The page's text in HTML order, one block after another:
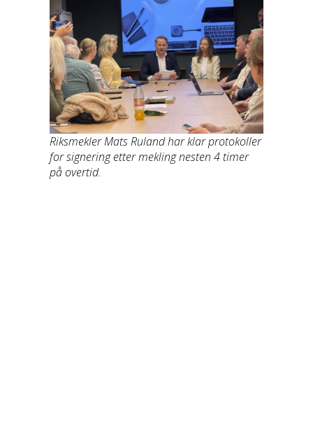
Riksmekler Mats Ruland har klar protokoller
for signering etter mekling nesten 4 timer
på overtid.